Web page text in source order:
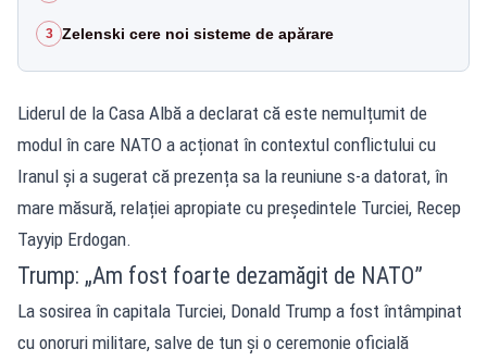
3 Zelenski cere noi sisteme de apărare
Liderul de la Casa Albă a declarat că este nemulțumit de
modul în care NATO a acționat în contextul conflictului cu
Iranul și a sugerat că prezența sa la reuniune s-a datorat, în
mare măsură, relației apropiate cu președintele Turciei, Recep
Tayyip Erdogan.
Trump: „Am fost foarte dezamăgit de NATO”
La sosirea în capitala Turciei, Donald Trump a fost întâmpinat
cu onoruri militare, salve de tun și o ceremonie oficială